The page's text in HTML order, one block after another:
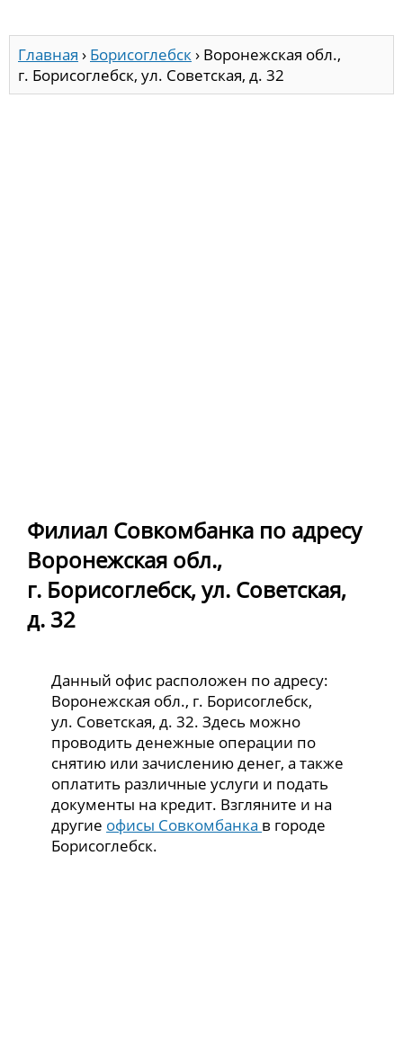
Главная › Борисоглебск› Воронежская обл.,
г. Борисоглебск, ул. Советская, д. 32
Филиал Совкомбанка по адресу
Воронежская обл.,
г. Борисоглебск, ул. Советская,
д. 32
Данный офис расположен по адресу:
Воронежская обл., г. Борисоглебск,
ул. Советская, д. 32. Здесь можно
проводить денежные операции по
снятию или зачислению денег, а также
оплатить различные услуги и подать
документы на кредит. Взгляните и на
другие офисы Совкомбанка в городе
Борисоглебск.